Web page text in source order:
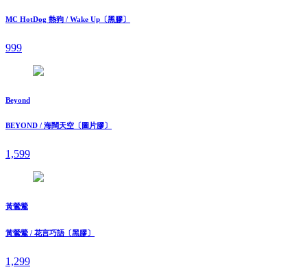
MC HotDog 熱狗 / Wake Up〔黑膠〕
999
Beyond
BEYOND / 海闊天空〔圖片膠〕
1,599
黃鶯鶯
黃鶯鶯 / 花言巧語〔黑膠〕
1,299